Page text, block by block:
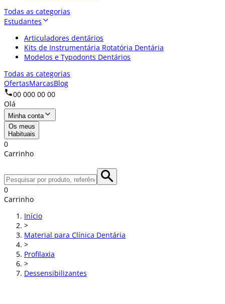
Todas as categorias
Estudantes
Articuladores dentários
Kits de Instrumentária Rotatória Dentária
Modelos e Typodonts Dentários
Todas as categorias
OfertasMarcasBlog
00 000 00 00
Olá
Minha conta
Os meus
Habituais
0
Carrinho
0
Carrinho
Início
>
Material para Clínica Dentária
>
Profilaxia
>
Dessensibilizantes